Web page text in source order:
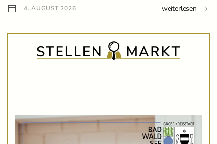
4. AUGUST 2026 weiterlesen